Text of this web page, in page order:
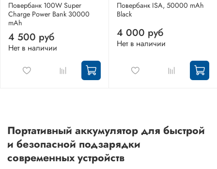
Повербанк 100W Super
Charge Power Bank 30000
mAh
4 500 руб
Нет в наличии
Повербанк ISA, 50000 mAh
Black
4 000 руб
Нет в наличии
Портативный аккумулятор для быстрой
и безопасной подзарядки
современных устройств